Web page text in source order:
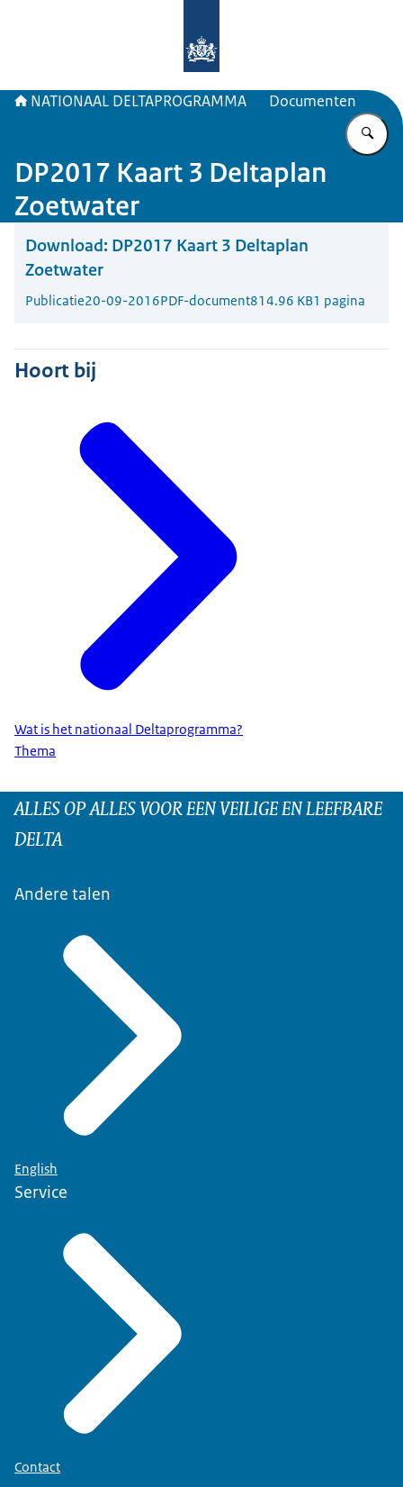
NATIONAAL DELTAPROGRAMMA Documenten
DP2017 Kaart 3 Deltaplan
Zoetwater
Download: DP2017 Kaart 3 Deltaplan
Zoetwater
Publicatie20-09-2016PDF-document814.96 KB1 pagina
Hoort bij
Wat is het nationaal Deltaprogramma?
Thema
ALLES OP ALLES VOOR EEN VEILIGE EN LEEFBARE
DELTA
Andere talen
English
Service
Contact